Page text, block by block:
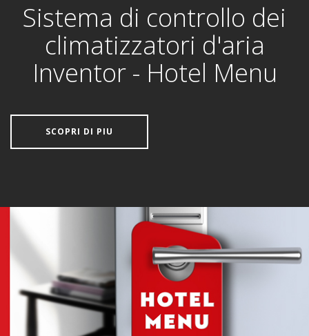
Sistema di controllo dei
climatizzatori d'aria
Inventor - Hotel Menu
SCOPRI DI PIU